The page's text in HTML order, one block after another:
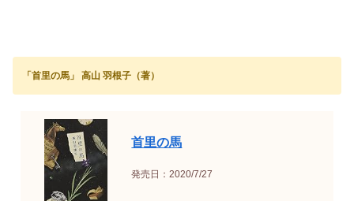
「首里の馬」 高山 羽根子（著）
首里の馬
発売日：2020/7/27